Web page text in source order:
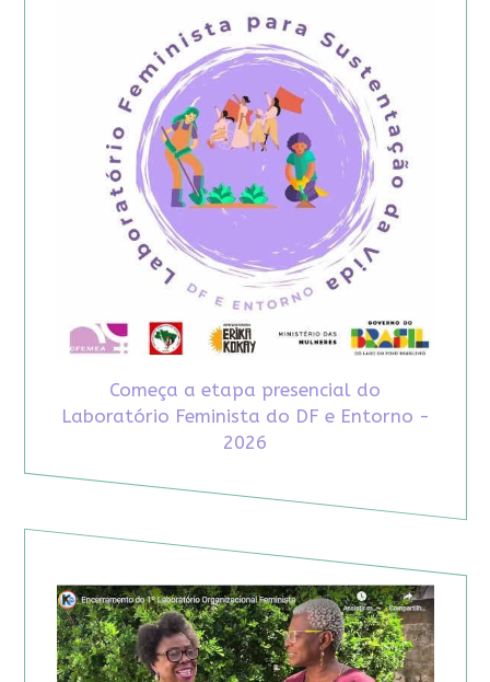
Começa a etapa presencial do
Laboratório Feminista do DF e Entorno -
2026